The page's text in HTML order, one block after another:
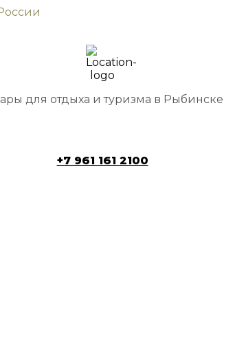
для отдыха и туризма в Рыбинске
+7 961 161 2100